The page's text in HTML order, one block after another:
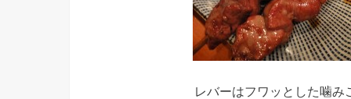
レバーはフワッとした噛